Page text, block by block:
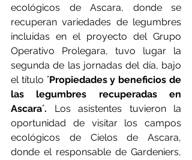
ecológicos de Ascara, donde se
recuperan variedades de legumbres
incluidas en el proyecto del Grupo
Operativo Prolegara, tuvo lugar la
segunda de las jornadas del día, bajo
el título ´Propiedades y beneficios de
las legumbres recuperadas en
Ascara´. Los asistentes tuvieron la
oportunidad de visitar los campos
ecológicos de Cielos de Ascara,